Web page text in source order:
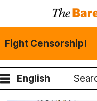
Fight Censorship!
English
Search